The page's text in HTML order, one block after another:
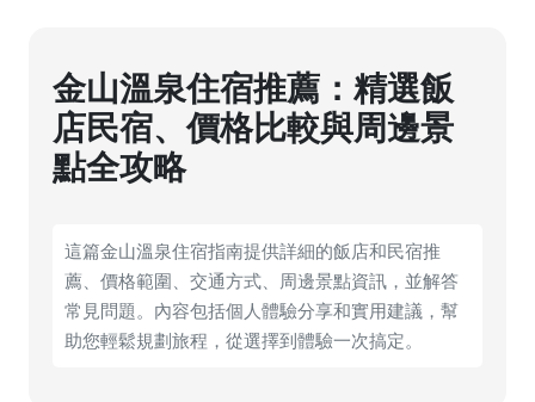
金山溫泉住宿推薦：精選飯
店民宿、價格比較與周邊景
點全攻略
這篇金山溫泉住宿指南提供詳細的飯店和民宿推
薦、價格範圍、交通方式、周邊景點資訊，並解答
常見問題。內容包括個人體驗分享和實用建議，幫
助您輕鬆規劃旅程，從選擇到體驗一次搞定。